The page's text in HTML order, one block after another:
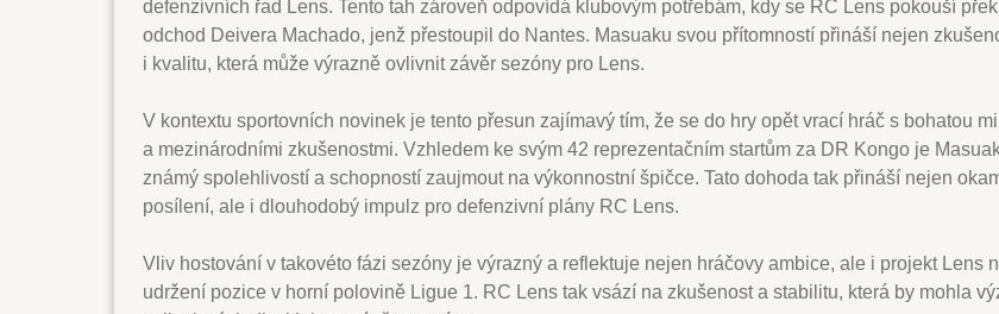
defenzivních řad Lens. Tento tah zároveň odpovídá klubovým potřebám, kdy se RC Lens pokouší
odchod Deivera Machado, jenž přestoupil do Nantes. Masuaku svou přítomností přináší nejen
i kvalitu, která může výrazně ovlivnit závěr sezóny pro Lens.
V kontextu sportovních novinek je tento přesun zajímavý tím, že se do hry opět vrací hráč s bohatou
a mezinárodními zkušenostmi. Vzhledem ke svým 42 reprezentačním startům za DR Kongo je
známý spolehlivostí a schopností zaujmout na výkonnostní špičce. Tato dohoda tak přináší nejen
posílení, ale i dlouhodobý impulz pro defenzivní plány RC Lens.
Vliv hostování v takovéto fázi sezóny je výrazný a reflektuje nejen hráčovy ambice, ale i projekt Lens
udržení pozice v horní polovině Ligue 1. RC Lens tak vsází na zkušenost a stabilitu, která by mohla